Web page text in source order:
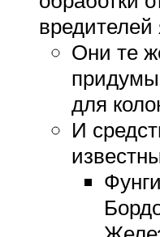
вредителей
Они те
для
И